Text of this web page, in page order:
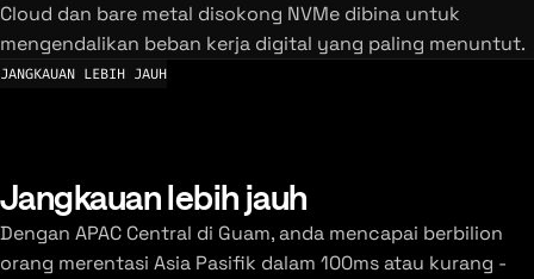
Cloud dan bare metal disokong NVMe dibina untuk
mengendalikan beban kerja digital yang paling menuntut.
JANGKAUAN LEBIH JAUH
Jangkauan lebih jauh
Dengan APAC Central di Guam, anda mencapai berbilion
orang merentasi Asia Pasifik dalam 100ms atau kurang -